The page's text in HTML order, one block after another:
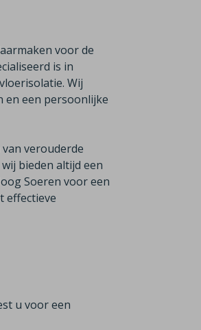
voor de
is in
Wij
en een persoonlijke
verouderde
bieden altijd een
Soeren voor een
effectieve
u voor een